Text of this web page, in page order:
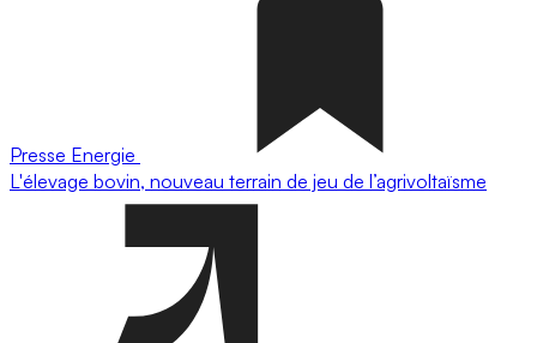
Presse Energie
L'élevage bovin, nouveau terrain de jeu de l’agrivoltaïsme